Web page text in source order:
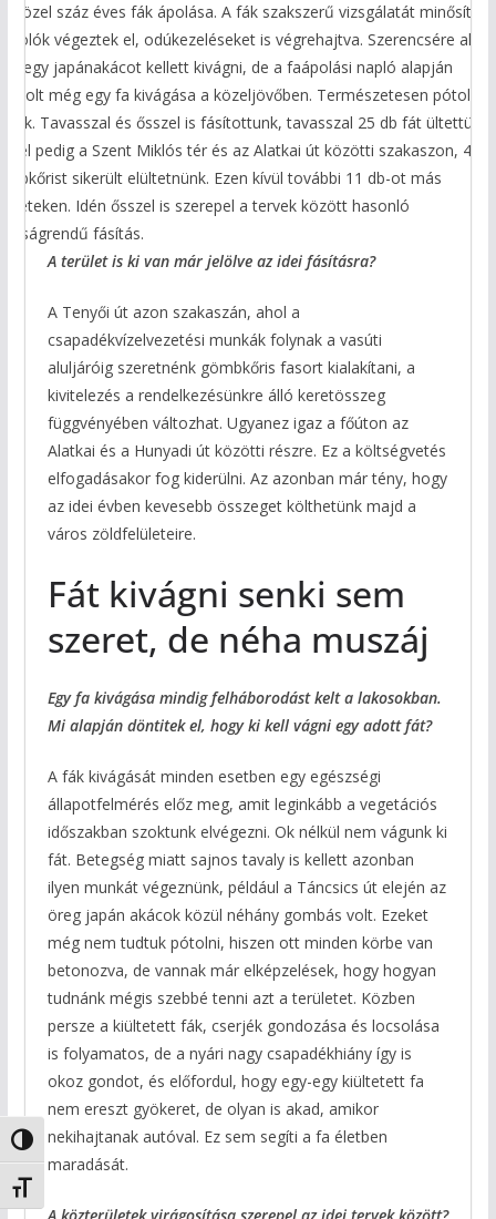
Nagy kontraszt váltása
Betűméret váltása
közel száz éves fák ápolása. A fák szakszerű vizsgálatát minősített
végeztek el, odúkezeléseket is végrehajtva. Szerencsére
egy japánakácot kellett kivágni, de a faápolási napló alapján
még egy fa kivágása a közeljövőben. Természetesen pótolni
Tavasszal és ősszel is fásítottunk, tavasszal 25 db fát ültettünk,
pedig a Szent Miklós tér és az Alatkai út közötti szakaszon, 43
sikerült elültetnünk. Ezen kívül további 11 db-ot más
Idén ősszel is szerepel a tervek között hasonló
fásítás.
A terület is ki van már jelölve az idei fásításra?
A Tenyői út azon szakaszán, ahol a
csapadékvízelvezetési munkák folynak a vasúti
aluljáróig szeretnénk gömbkőris fasort kialakítani, a
kivitelezés a rendelkezésünkre álló keretösszeg
függvényében változhat. Ugyanez igaz a főúton az
Alatkai és a Hunyadi út közötti részre. Ez a költségvetés
elfogadásakor fog kiderülni. Az azonban már tény, hogy
az idei évben kevesebb összeget költhetünk majd a
város zöldfelületeire.
Fát kivágni senki sem
szeret, de néha muszáj
Egy fa kivágása mindig felháborodást kelt a lakosokban.
Mi alapján döntitek el, hogy ki kell vágni egy adott fát?
A fák kivágását minden esetben egy egészségi
állapotfelmérés előz meg, amit leginkább a vegetációs
időszakban szoktunk elvégezni. Ok nélkül nem vágunk ki
fát. Betegség miatt sajnos tavaly is kellett azonban
ilyen munkát végeznünk, például a Táncsics út elején az
öreg japán akácok közül néhány gombás volt. Ezeket
még nem tudtuk pótolni, hiszen ott minden körbe van
betonozva, de vannak már elképzelések, hogy hogyan
tudnánk mégis szebbé tenni azt a területet. Közben
persze a kiültetett fák, cserjék gondozása és locsolása
is folyamatos, de a nyári nagy csapadékhiány így is
okoz gondot, és előfordul, hogy egy-egy kiültetett fa
nem ereszt gyökeret, de olyan is akad, amikor
nekihajtanak autóval. Ez sem segíti a fa életben
maradását.